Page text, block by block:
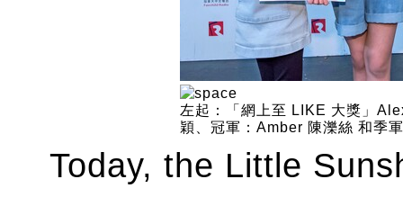
左起：「網上至 LIKE 大獎」
穎、冠軍：Amber 陳濼絲 和季
Today, the Little